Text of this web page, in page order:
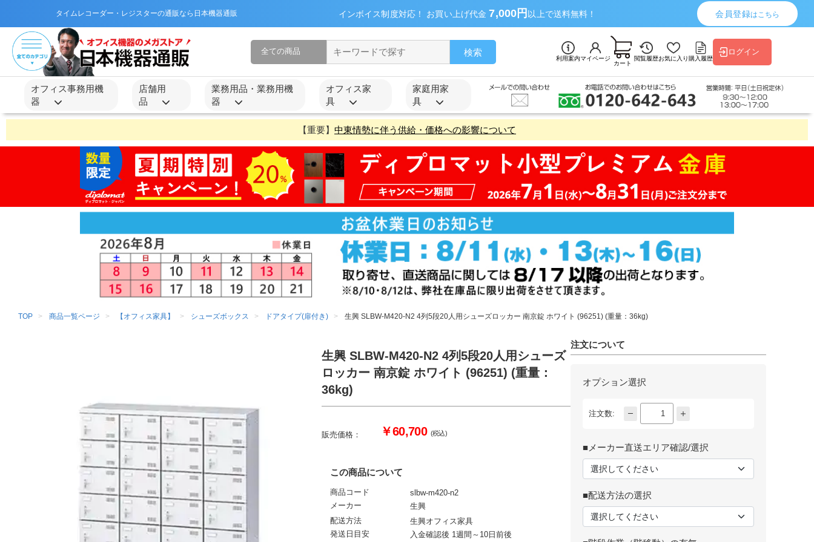
タイムレコーダー・レジスターの通販なら日本機器通販 インボイス制度対応！ お買い上げ代金7,000円 以上で送料無料！ 会員登録はこちら
検索
利用案内マイページ
カート
閲覧履歴お気に入り購入履歴
ログイン
オフィス事務用機
器
店舗用
品
業務用品・業務用機
器
オフィス家
具
家庭用家
具
【重要】 中東情勢に伴う供給・価格への影響について
TOP 商品一覧ページ 【オフィス家具】 シューズボックス ドアタイプ(扉付き) 生興 SLBW-M420-N2 4列5段20人用シューズロッカー 南京錠 ホワイト (96251) (重量：36kg)
生興 SLBW-M420-N2 4列5段20人用シューズ
ロッカー 南京錠 ホワイト (96251) (重量：
36kg)
販売価格： ￥60,700 (税込)
この商品について
商品コード
slbw-m420-n2
メーカー
生興
配送方法
生興オフィス家具
発送日目安
入金確認後 1週間～10日前後
注文について
オプション選択
注文数:
■メーカー直送エリア確認/選択
■配送方法の選択